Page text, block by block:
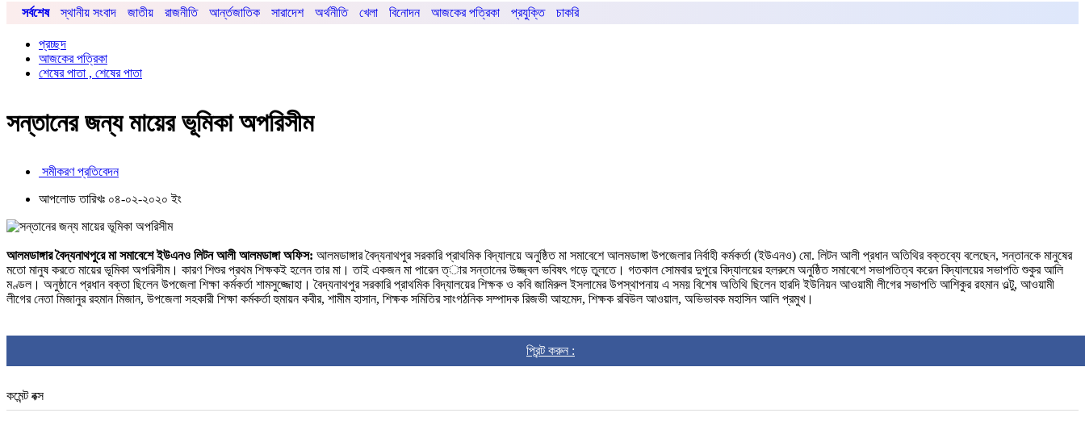
সর্বশেষ স্থানীয় সংবাদ জাতীয় রাজনীতি আর্ন্তজাতিক সারাদেশ অর্থনীতি খেলা বিনোদন আজকের পত্রিকা প্রযুক্তি চাকরি
প্রচ্ছদ
আজকের পত্রিকা
শেষের পাতা , শেষের পাতা
সন্তানের জন্য মায়ের ভূমিকা অপরিসীম
সমীকরণ প্রতিবেদন
আপলোড তারিখঃ ০৪-০২-২০২০ ইং
আলমডাঙ্গার বৈদ্যনাথপুরে মা সমাবেশে ইউএনও লিটন আলী আলমডাঙ্গা অফিস: আলমডাঙ্গার বৈদ্যনাথপুর সরকারি প্রাথমিক বিদ্যালয়ে অনুষ্ঠিত মা সমাবেশে আলমডাঙ্গা উপজেলার নির্বাহী কর্মকর্তা (ইউএনও) মো. লিটন আলী প্রধান অতিথির বক্তব্যে বলেছেন, সন্তানকে মানুষের
মতো মানুষ করতে মায়ের ভূমিকা অপরিসীম। কারণ শিশুর প্রথম শিক্ষকই হলেন তার মা। তাই একজন মা পারেন ত্ার সন্তানের উজ্জ্বল ভবিষৎ গড়ে তুলতে। গতকাল সোমবার দুপুরে বিদ্যালয়ের হলরুমে অনুষ্ঠিত সমাবেশে সভাপতিত্ব করেন বিদ্যালয়ের সভাপতি শুকুর আলি
মণ্ডল। অনুষ্ঠানে প্রধান বক্তা ছিলেন উপজেলা শিক্ষা কর্মকর্তা শামসুজ্জোহা। বৈদ্যনাথপুর সরকারি প্রাথমিক বিদ্যালয়ের শিক্ষক ও কবি জামিরুল ইসলামের উপস্থাপনায় এ সময় বিশেষ অতিথি ছিলেন হারদি ইউনিয়ন আওয়ামী লীগের সভাপতি আশিকুর রহমান ওল্টু, আওয়ামী
লীগের নেতা মিজানুর রহমান মিজান, উপজেলা সহকারী শিক্ষা কর্মকর্তা হুমায়ন কবীর, শামীম হাসান, শিক্ষক সমিতির সাংগঠনিক সম্পাদক রিজভী আহমেদ, শিক্ষক রবিউল আওয়াল, অভিভাবক মহাসিন আলি প্রমুখ।
প্রিন্ট করুন :
কমেন্ট বক্স